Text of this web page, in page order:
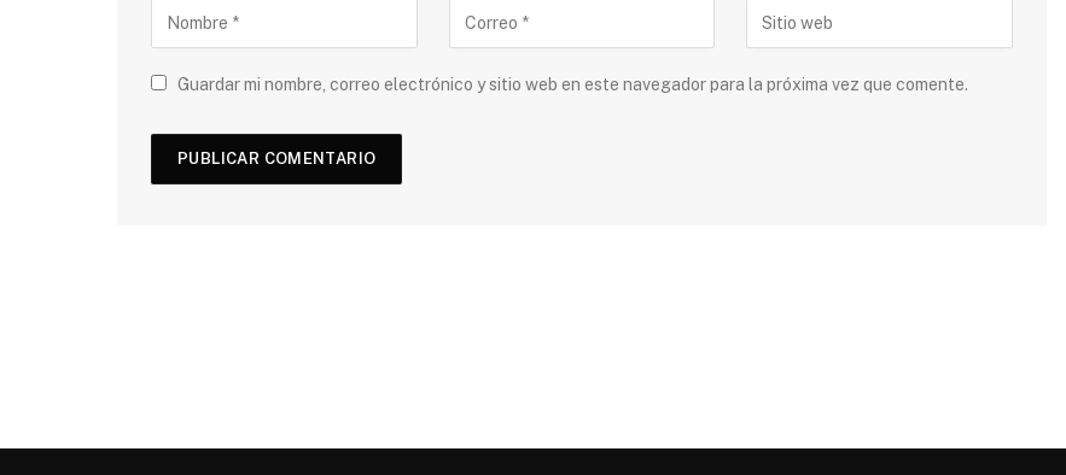
Guardar mi nombre, correo electrónico y sitio web en este navegador para la próxima vez que comente.